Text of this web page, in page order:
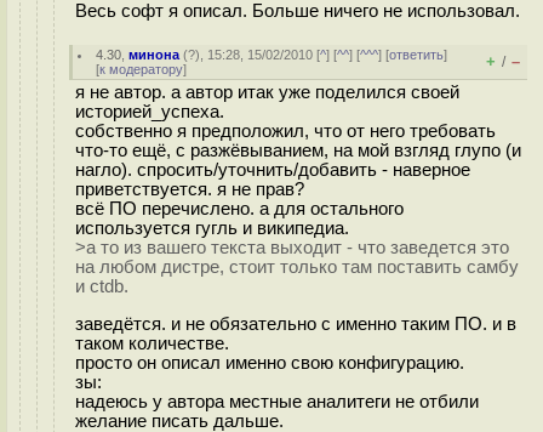
Весь софт я описал. Больше ничего не использовал.
4.30 ,минона (?), 15:28, 15/02/2010 [^] [^^] [^^^] [ответить]
[к модератору] + / –
я не автор. а автор итак уже поделился своей
историей_успеха.
собственно я предположил, что от него требовать
что-то ещё, с разжёвыванием, на мой взгляд глупо (и
нагло). спросить/уточнить/добавить - наверное
приветствуется. я не прав?
всё ПО перечислено. а для остального
используется гугль и википедиа.
>а то из вашего текста выходит - что заведется это
на любом дистре, стоит только там поставить самбу
и ctdb.
заведётся. и не обязательно с именно таким ПО. и в
таком количестве.
просто он описал именно свою конфигурацию.
зы:
надеюсь у автора местные аналитеги не отбили
желание писать дальше.